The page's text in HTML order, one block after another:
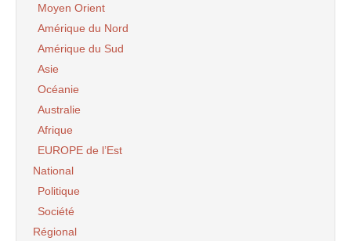
Moyen Orient
Amérique du Nord
Amérique du Sud
Asie
Océanie
Australie
Afrique
EUROPE de l’Est
National
Politique
Société
Régional